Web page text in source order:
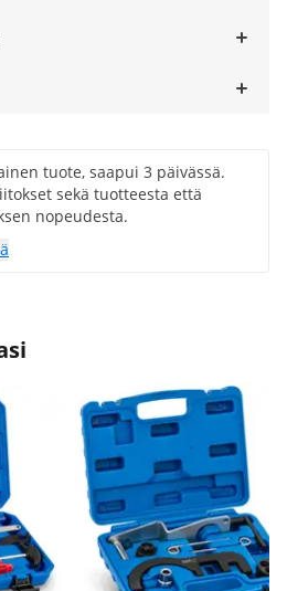
tuote, saapui 3 päivässä.
sekä tuotteesta että
nopeudesta.